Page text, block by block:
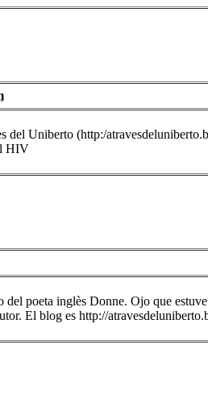
del Uniberto (http:/
HIV
del poeta inglès Donne. Ojo que
El blog es http://